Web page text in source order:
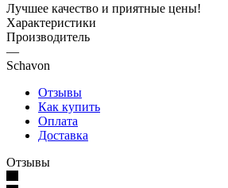
Лучшее качество и приятные цены!
Характеристики
Производитель
—
Schavon
Отзывы
Как купить
Оплата
Доставка
Отзывы